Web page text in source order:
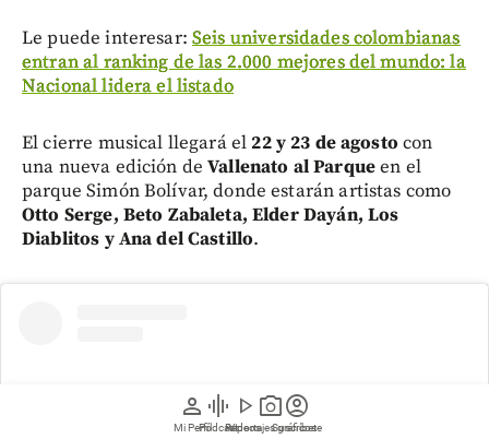
person
Mi Perfil
graphic_eq
Pódcast
play_arrow
Videos
photo_camera
Reportajes gráficos
account_circle
Suscríbete
Le puede interesar: Seis universidades colombianas
entran al ranking de las 2.000 mejores del mundo: la
Nacional lidera el listado
El cierre musical llegará el22 y 23 de agosto con
una nueva edición deVallenato al Parqueen el
parque Simón Bolívar, donde estarán artistas como
Otto Serge, Beto Zabaleta, Elder Dayán, Los
Diablitos y Ana del Castillo.